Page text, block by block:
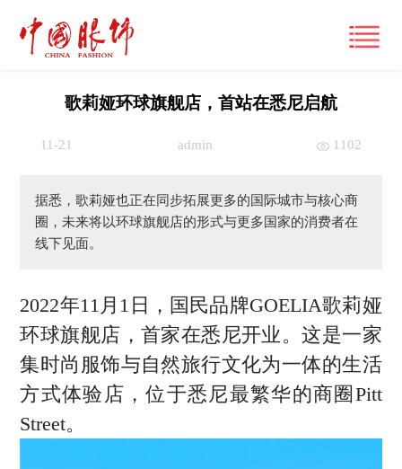
产经观察
品牌
专栏
大咖
跨界
展讯
国际
国内
时尚活动
经营管理
市场
视频
歌莉娅环球旗舰店，首站在悉尼启航
11-21 admin 1102
据悉，歌莉娅也正在同步拓展更多的国际城市与核心商
圈，未来将以环球旗舰店的形式与更多国家的消费者在
线下见面。
2022年11月1日，国民品牌GOELIA歌莉娅
环球旗舰店，首家在悉尼开业。这是一家
集时尚服饰与自然旅行文化为一体的生活
方式体验店，位于悉尼最繁华的商圈Pitt
Street。